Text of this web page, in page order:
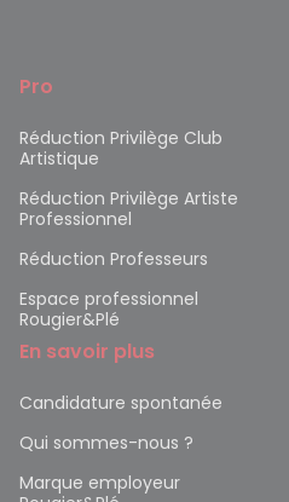
Pro
Réduction Privilège Club
Artistique
Réduction Privilège Artiste
Professionnel
Réduction Professeurs
Espace professionnel
Rougier&Plé
En savoir plus
Candidature spontanée
Qui sommes-nous ?
Marque employeur